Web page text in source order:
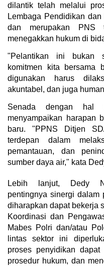
dilantik telah melalui
Lembaga Pendidikan
dan merupakan PNS
menegakkan hukum di
"Pelantikan ini bukan
komitmen kita bersama
digunakan harus
akuntabel, dan juga
Senada dengan hal
menyampaikan harapan
baru. "PPNS Ditjen
terdepan dalam
pemantauan, dan
sumber daya air," kata
Lebih lanjut, Dedy
pentingnya sinergi dalam
diharapkan dapat bekerja
Koordinasi dan
Mabes Polri dan/atau
lintas sektor ini
proses penyidikan
prosedur hukum, dan